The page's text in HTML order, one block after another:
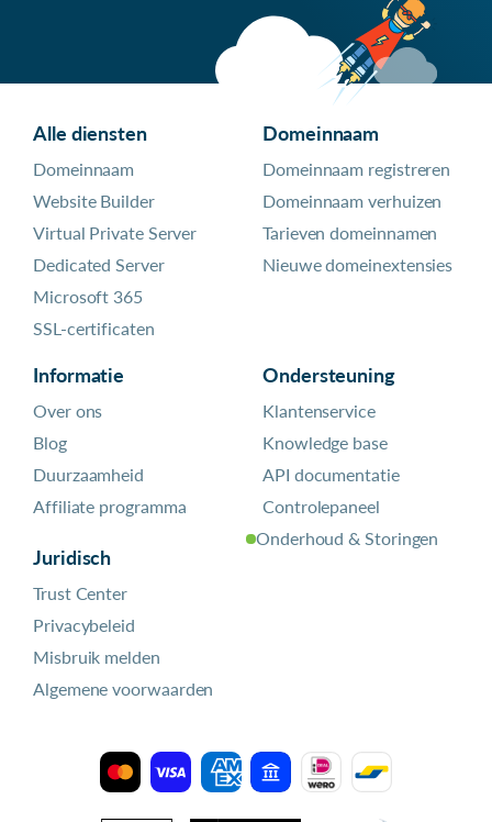
Alle diensten
Domeinnaam
Website Builder
Virtual Private Server
Dedicated Server
Microsoft 365
SSL-certificaten
Domeinnaam
Domeinnaam registreren
Domeinnaam verhuizen
Tarieven domeinnamen
Nieuwe domeinextensies
Informatie
Over ons
Blog
Duurzaamheid
Affiliate programma
Juridisch
Trust Center
Privacybeleid
Misbruik melden
Algemene voorwaarden
Ondersteuning
Klantenservice
Knowledge base
API documentatie
Controlepaneel
Onderhoud & Storingen